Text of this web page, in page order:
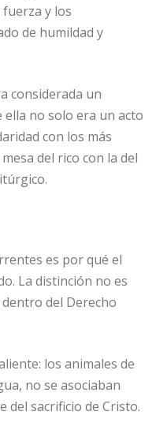
y los
de humildad y
considerada un
no solo era un acto
con los más
del rico con la del
es por qué el
La distinción no es
del Derecho
los animales de
no se asociaban
del sacrificio de Cristo.